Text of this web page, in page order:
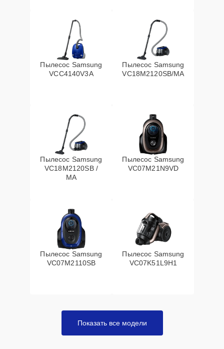
Пылесос Samsung
VCC4140V3A
Пылесос Samsung
VC18M2120SB/MA
Пылесос Samsung
VC18M2120SB /
MA
Пылесос Samsung
VC07M21N9VD
Пылесос Samsung
VC07M2110SB
Пылесос Samsung
VC07K51L9H1
Показать все модели